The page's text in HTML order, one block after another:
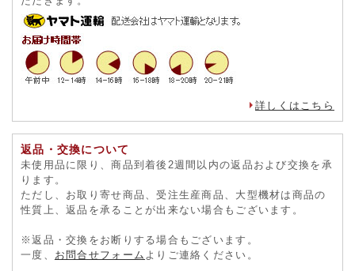
詳しくはこちら
返品・交換について
未使用品に限り、商品到着後2週間以内の返品および交換を承
ります。
ただし、お取り寄せ商品、受注生産商品、大型機材は商品の
性質上、返品を承ることが出来ない場合もございます。
※返品・交換をお断りする場合もございます。
一度、 お問合せフォーム よりご連絡ください。